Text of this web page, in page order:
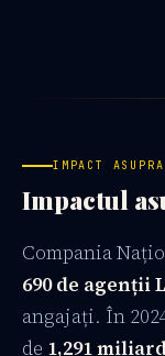
IMPACT
Impactul
Compania
690 de agenții
angajați. În
de 1,291